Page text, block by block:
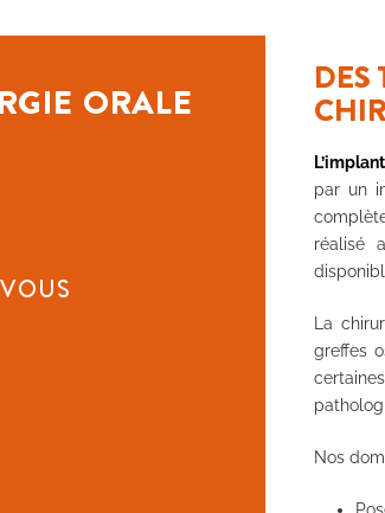
ORALE
DES
par un
réalisé
La
greffes
Nos